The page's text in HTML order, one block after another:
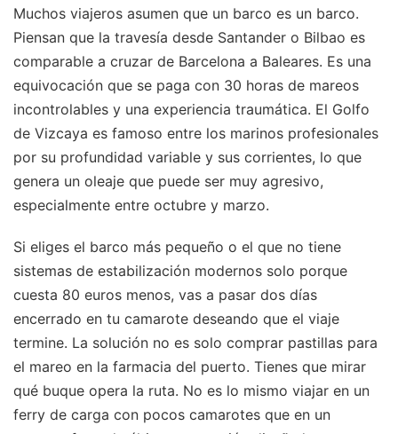
Muchos viajeros asumen que un barco es un barco.
Piensan que la travesía desde Santander o Bilbao es
comparable a cruzar de Barcelona a Baleares. Es una
equivocación que se paga con 30 horas de mareos
incontrolables y una experiencia traumática. El Golfo
de Vizcaya es famoso entre los marinos profesionales
por su profundidad variable y sus corrientes, lo que
genera un oleaje que puede ser muy agresivo,
especialmente entre octubre y marzo.
Si eliges el barco más pequeño o el que no tiene
sistemas de estabilización modernos solo porque
cuesta 80 euros menos, vas a pasar dos días
encerrado en tu camarote deseando que el viaje
termine. La solución no es solo comprar pastillas para
el mareo en la farmacia del puerto. Tienes que mirar
qué buque opera la ruta. No es lo mismo viajar en un
ferry de carga con pocos camarotes que en un